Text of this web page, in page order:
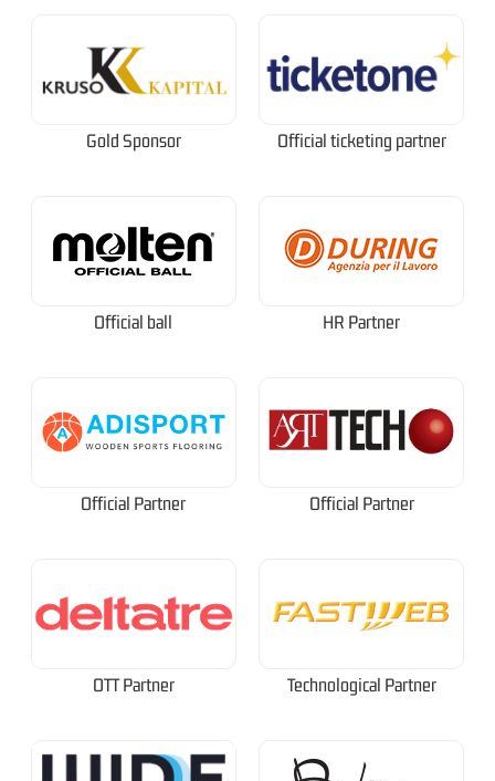
Gold Sponsor Official ticketing partner
Official ball HR Partner
Official Partner Official Partner
OTT Partner Technological Partner